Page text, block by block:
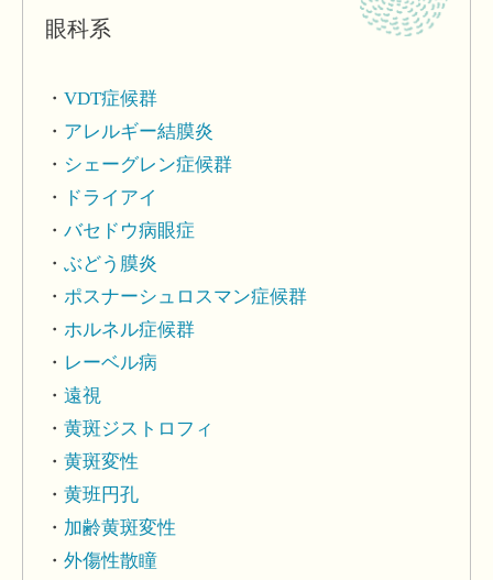
眼科系
VDT症候群
アレルギー結膜炎
シェーグレン症候群
ドライアイ
バセドウ病眼症
ぶどう膜炎
ポスナーシュロスマン症候群
ホルネル症候群
レーベル病
遠視
黄斑ジストロフィ
黄斑変性
黄班円孔
加齢黄斑変性
外傷性散瞳